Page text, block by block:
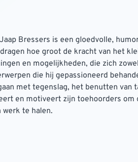
Bressers is een gloedvolle,
hoe groot de kracht van het
en mogelijkheden, die zich
die hij gepassioneerd
met tegenslag, het benutten van
en motiveert zijn toehoorders om
werk te halen.